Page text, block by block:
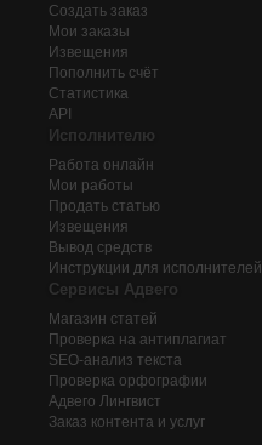
Создать заказ
Мои заказы
Извещения
Пополнить счёт
Статистика
API
Исполнителю
Работа онлайн
Мои работы
Продать статью
Извещения
Вывод средств
Инструкции для исполнителей
Сервисы Адвего
Магазин статей
Проверка на антиплагиат
SEO-анализ текста
Проверка орфографии
Адвего Лингвист
Заказ контента и услуг